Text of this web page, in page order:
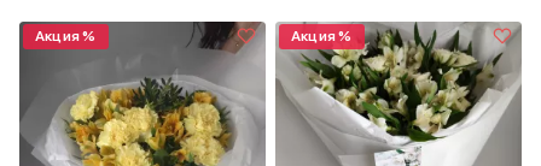
Акция % Акция %